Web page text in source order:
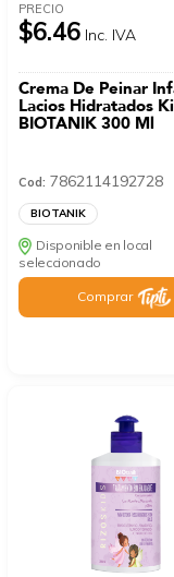
PRECIO
$6.46 Inc. IVA
Crema De Peinar
Lacios Hidratados
BIOTANIK 300 Ml
Cod: 7862114192728
BIOTANIK
Disponible en local
seleccionado
Comprar